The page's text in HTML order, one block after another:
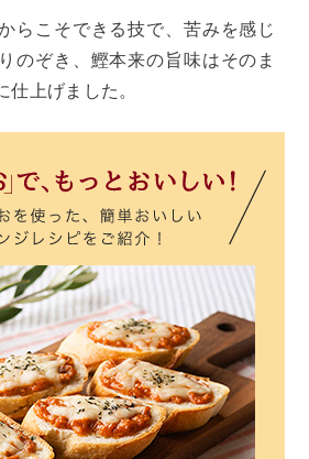
らこそできる技で、苦みを感じ
のぞき、鰹本来の旨味はそのま
仕上げました。